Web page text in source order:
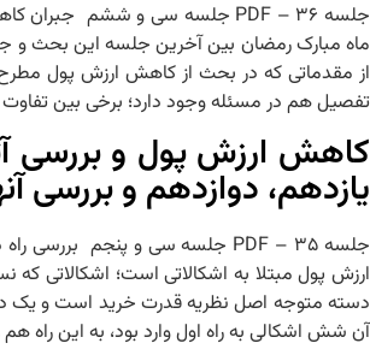
ماه مبارک رمضان بین آخرین جلسه این بحث و
از مقدماتی که در بحث از کاهش ارزش پول
تفصیل هم در مسئله وجود دارد؛ برخی بین
کاهش ارزش پول و بررسی
یازدهم، دوازدهم و بررسی
ارزش پول مبتلا به اشکالاتی است؛ اشکالاتی
دسته متوجه اصل نظریه قدرت خرید است و یک
آن شش اشکالی به راه اول وارد بود، به این راه